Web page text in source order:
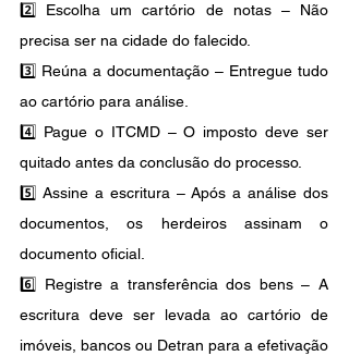
2️⃣ Escolha um cartório de notas – Não
precisa ser na cidade do falecido.
3️⃣ Reúna a documentação – Entregue tudo
ao cartório para análise.
4️⃣ Pague o ITCMD – O imposto deve ser
quitado antes da conclusão do processo.
5️⃣ Assine a escritura – Após a análise dos
documentos, os herdeiros assinam o
documento oficial.
6️⃣ Registre a transferência dos bens – A
escritura deve ser levada ao cartório de
imóveis, bancos ou Detran para a efetivação